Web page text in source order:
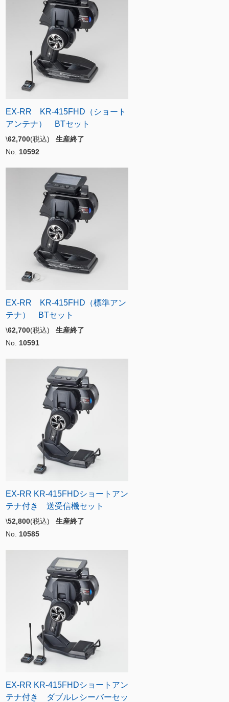
EX-RR KR-415FHD（ショート
アンテナ） BTセット
\62,700(税込) 生産終了
No. 10592
EX-RR KR-415FHD（標準アン
テナ） BTセット
\62,700(税込) 生産終了
No. 10591
EX-RR KR-415FHDショートアン
テナ付き 送受信機セット
\52,800(税込) 生産終了
No. 10585
EX-RR KR-415FHDショートアン
テナ付き ダブルレシーバーセッ